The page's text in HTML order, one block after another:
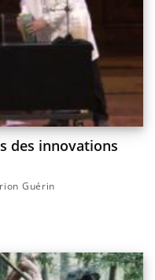
des innovations
Guérin